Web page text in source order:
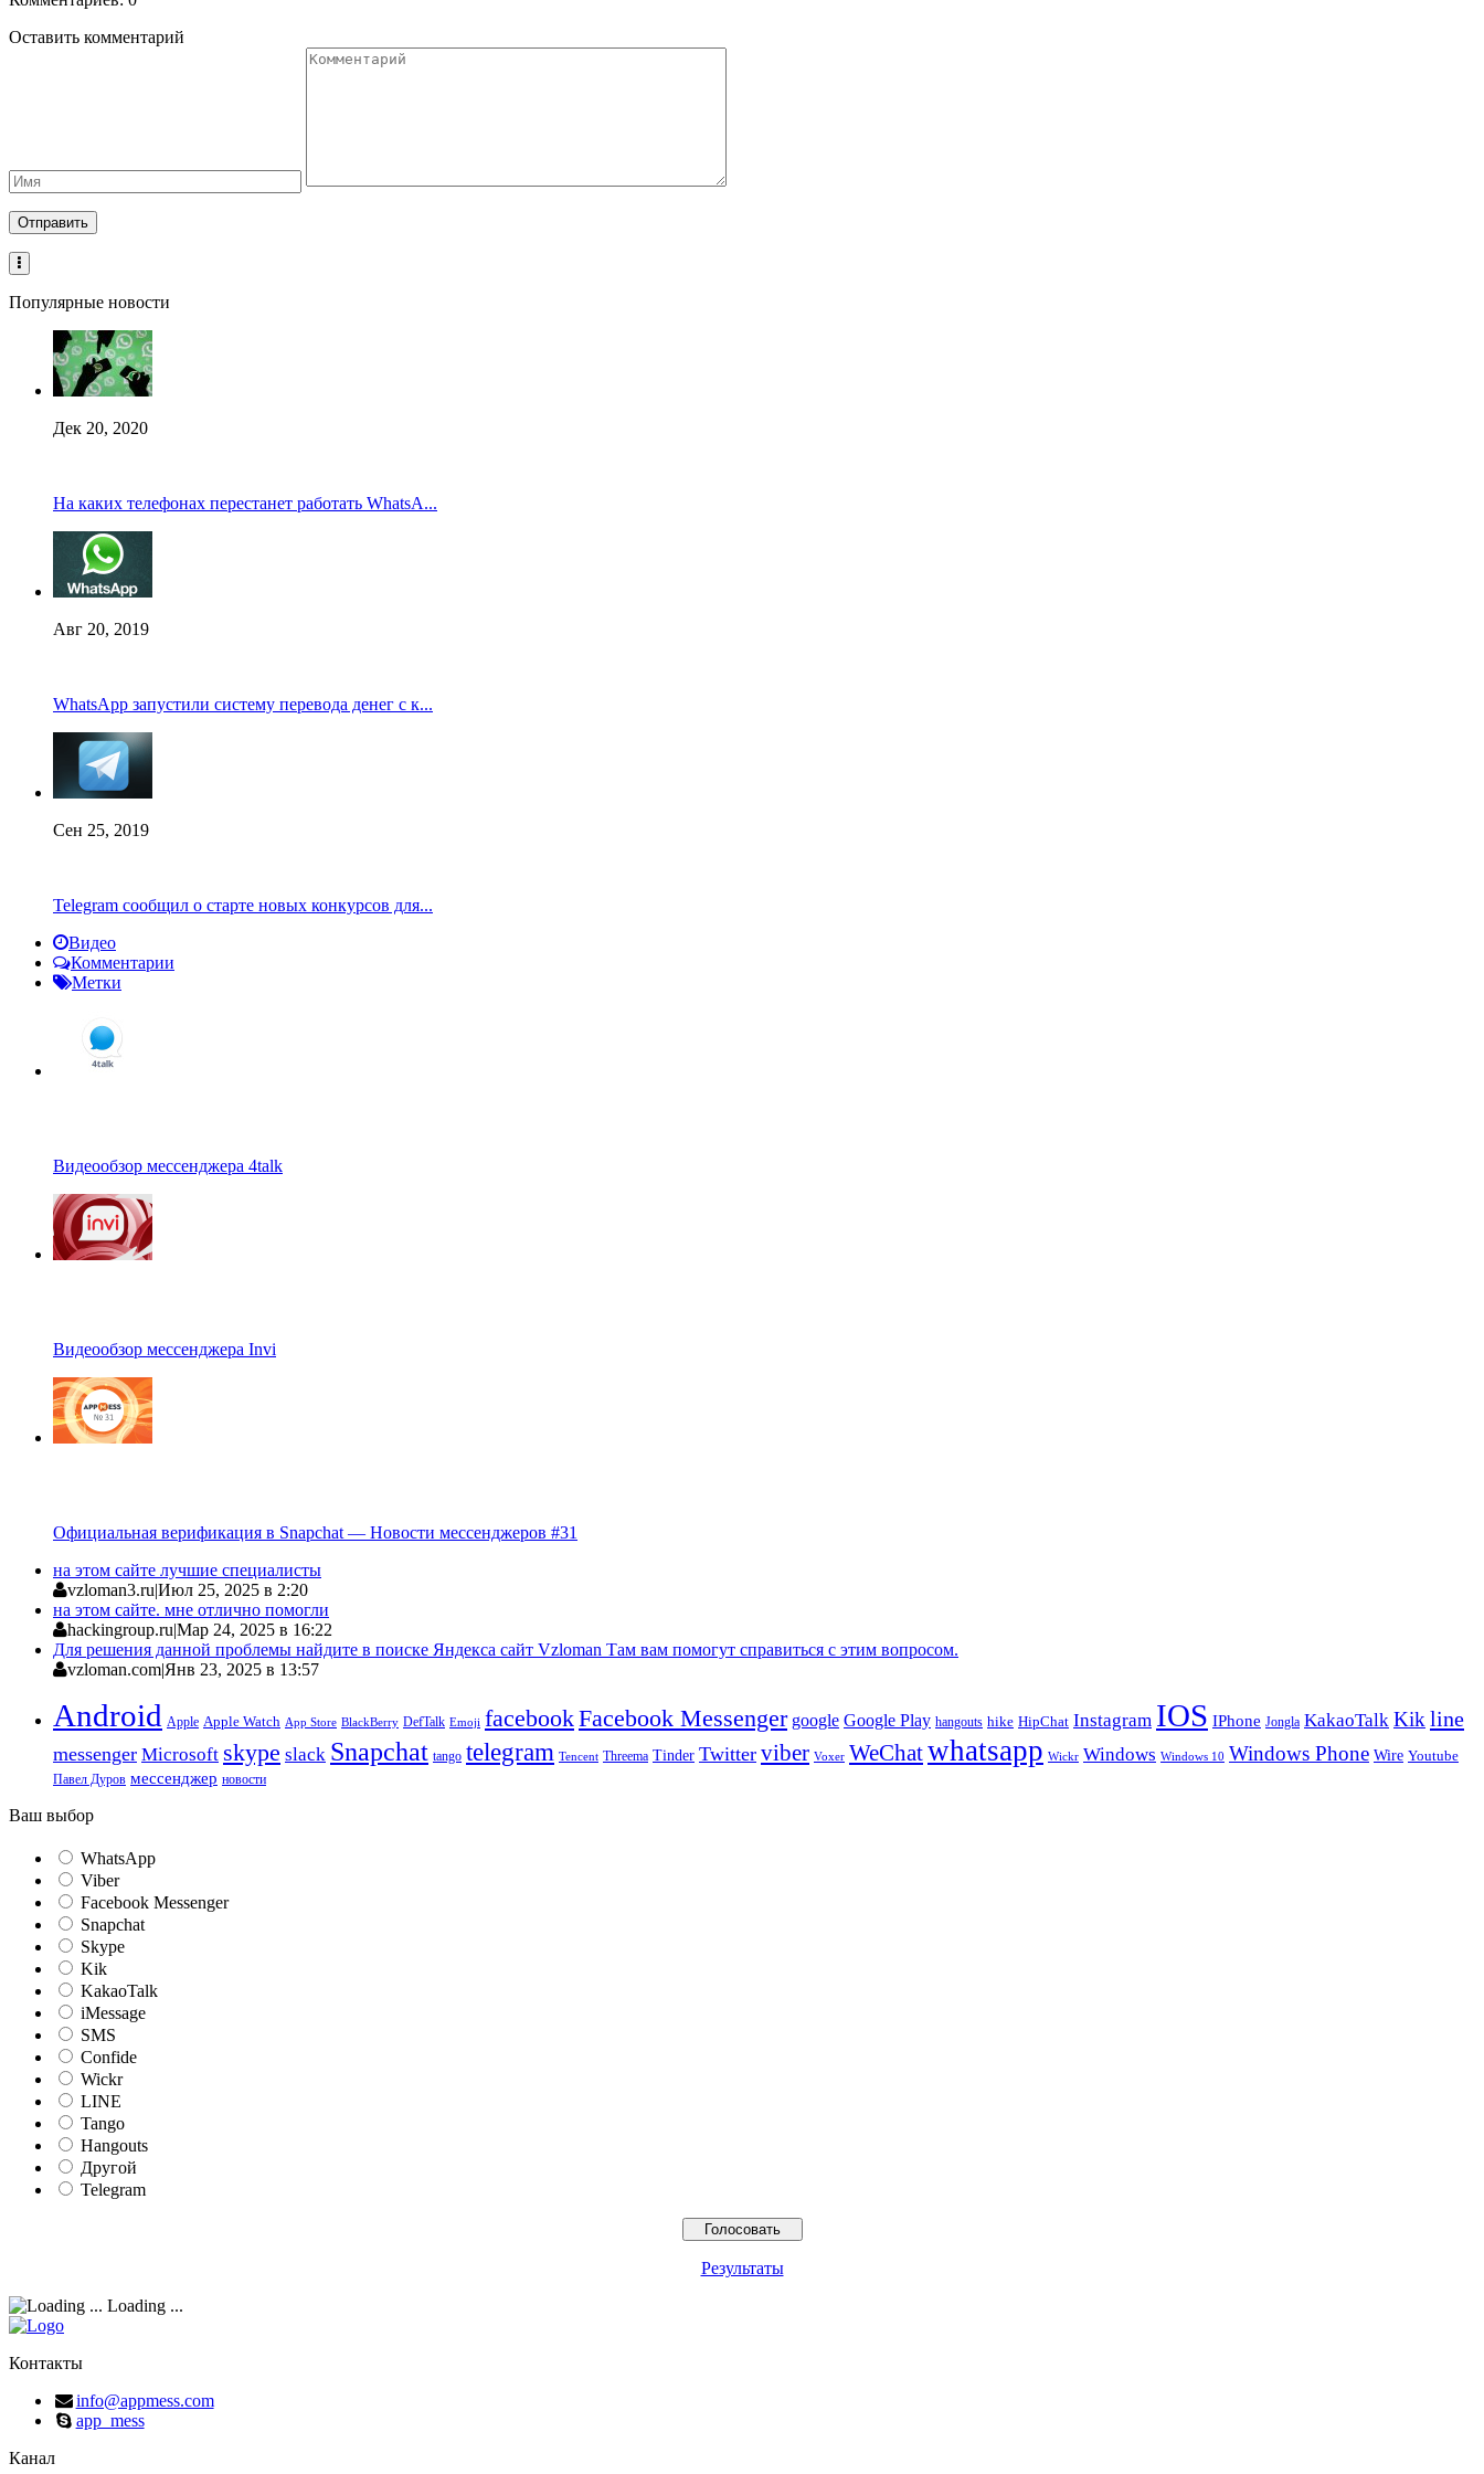
Оставить комментарий
Популярные новости
Дек 20, 2020
На каких телефонах перестанет работать WhatsA...
Авг 20, 2019
WhatsApp запустили систему перевода денег с к...
Сен 25, 2019
Telegram сообщил о старте новых конкурсов для...
Видео
Комментарии
Метки
Видеообзор мессенджера 4talk
Видеообзор мессенджера Invi
Официальная верификация в Snapchat — Новости мессенджеров #31
на этом сайте лучшие специалисты
vzloman3.ru|Июл 25, 2025 в 2:20
на этом сайте. мне отлично помогли
hackingroup.ru|Мар 24, 2025 в 16:22
Для решения данной проблемы найдите в поиске Яндекса сайт Vzloman Там вам помогут справиться с этим вопросом.
vzloman.com|Янв 23, 2025 в 13:57
Android Apple Apple Watch App Store BlackBerry DefTalk Emoji facebookFacebook Messenger google Google Play hangouts hike HipChat Instagram IOS IPhone Jongla KakaoTalk Kik line
messenger Microsoft skype slack Snapchat tango telegram Tencent Threema Tinder Twitter viber Voxer WeChatwhatsapp Wickr Windows Windows 10 Windows Phone Wire Youtube
Павел Дуров мессенджер новости
Ваш выбор
WhatsApp
Viber
Facebook Messenger
Snapchat
Skype
Kik
KakaoTalk
iMessage
SMS
Confide
Wickr
LINE
Tango
Hangouts
Другой
Telegram
Результаты
Loading ...
Контакты
info@appmess.com
app_mess
Канал